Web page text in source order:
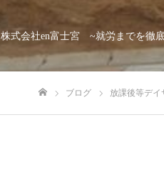
株式会社en富士宮 ~就労までを徹
ブログ 放課後等デイ